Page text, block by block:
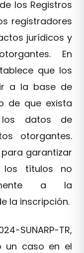
los Registros
registradores
jurídicos y
En
que los
a la base de
de que exista
los datos de
otorgantes.
garantizar
los títulos no
a la
la inscripción.
SUNARP-TR,
un caso en el